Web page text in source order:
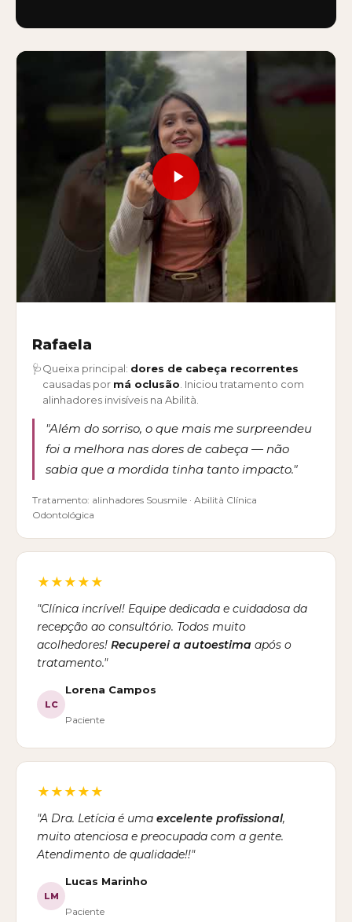
Rafaela
🩺Queixa principal: dores de cabeça recorrentes
causadas por má oclusão . Iniciou tratamento com
alinhadores invisíveis na Abilità.
"Além do sorriso, o que mais me surpreendeu
foi a melhora nas dores de cabeça — não
sabia que a mordida tinha tanto impacto."
Tratamento: alinhadores Sousmile · Abilità Clínica
Odontológica
★★★★★
"Clínica incrível! Equipe dedicada e cuidadosa da
recepção ao consultório. Todos muito
acolhedores! Recuperei a autoestima após o
tratamento."
LC
Lorena Campos
Paciente
★★★★★
"A Dra. Letícia é uma excelente profissional,
muito atenciosa e preocupada com a gente.
Atendimento de qualidade!!"
LM
Lucas Marinho
Paciente